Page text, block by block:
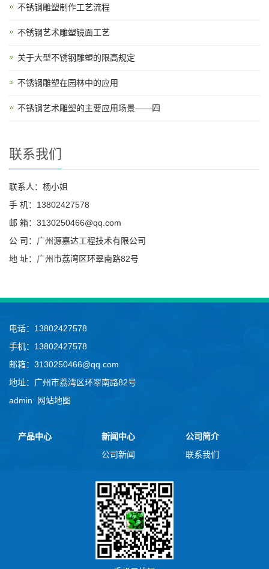
不锈钢雕塑制作工艺流程
不锈钢艺术雕塑镜面工艺
关于大型不锈钢雕塑的限高规定
不锈钢雕塑在园林中的应用
不锈钢艺术雕塑的主要应用场景——四
联系我们
联系人：杨小姐
手 机：13802427578
邮 箱：3130250466@qq.com
公 司：广州源嘉达工程技术有限公司
地 址：广州市荔湾区环翠南路82号
电话：13802427578
手机：13802427578
邮箱：3130250466@qq.com
地址：广州市荔湾区环翠南路82号
admin
网站地图
产品中心
新闻中心
公司新闻
公司简介
联系我们